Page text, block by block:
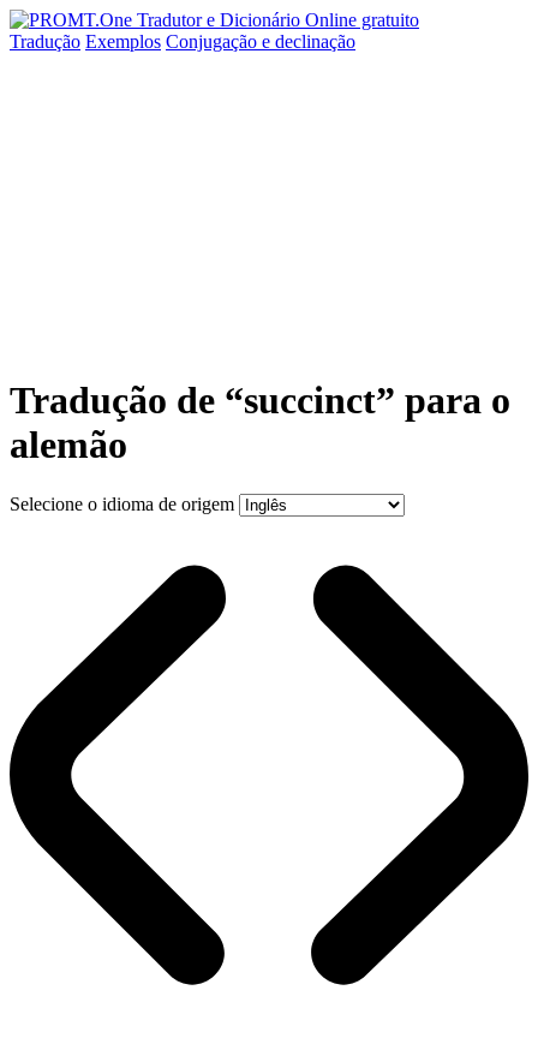
Tradução Exemplos Conjugação e declinação
Tradução de “succinct” para o
alemão
Selecione o idioma de origem